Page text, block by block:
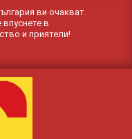
ви очакват.
в
и приятели!